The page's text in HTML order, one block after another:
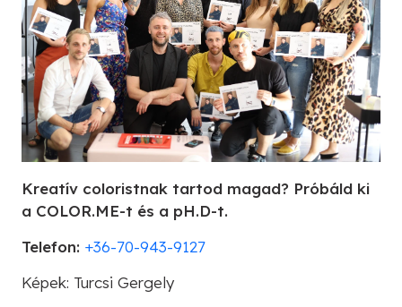
Kreatív coloristnak tartod magad? Próbáld ki
a COLOR.ME-t és a pH.D-t.
Telefon: +36-70-943-9127
Képek: Turcsi Gergely